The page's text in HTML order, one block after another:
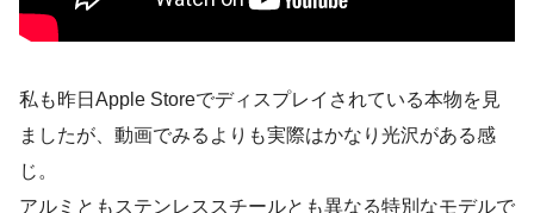
私も昨日Apple Storeでディスプレイされている本物を見
ましたが、動画でみるよりも実際はかなり光沢がある感
じ。
アルミともステンレススチールとも異なる特別なモデルで